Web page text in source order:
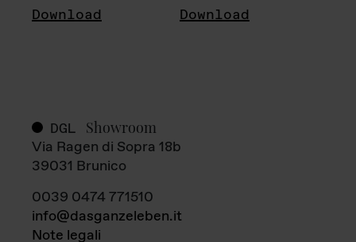
Download Download
DGL Showroom
Via Ragen di Sopra 18b
39031 Brunico
0039 0474 771510
info@dasganzeleben.it
Note legali